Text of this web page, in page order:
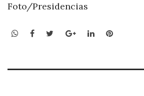
Foto/Presidencias
WhatsApp
Facebook
TwitterGoogle+LinkedInPinterest